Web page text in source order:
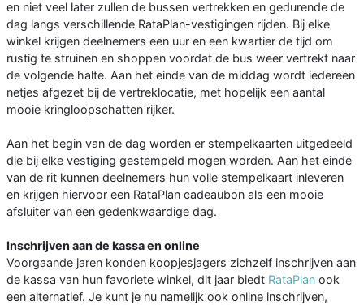
en niet veel later zullen de bussen vertrekken en gedurende de
dag langs verschillende RataPlan-vestigingen rijden. Bij elke
winkel krijgen deelnemers een uur en een kwartier de tijd om
rustig te struinen en shoppen voordat de bus weer vertrekt naar
de volgende halte. Aan het einde van de middag wordt iedereen
netjes afgezet bij de vertreklocatie, met hopelijk een aantal
mooie kringloopschatten rijker.
Aan het begin van de dag worden er stempelkaarten uitgedeeld
die bij elke vestiging gestempeld mogen worden. Aan het einde
van de rit kunnen deelnemers hun volle stempelkaart inleveren
en krijgen hiervoor een RataPlan cadeaubon als een mooie
afsluiter van een gedenkwaardige dag.
Inschrijven aan de kassa en online
Voorgaande jaren konden koopjesjagers zichzelf inschrijven aan
de kassa van hun favoriete winkel, dit jaar biedt RataPlan ook
een alternatief. Je kunt je nu namelijk ook online inschrijven,